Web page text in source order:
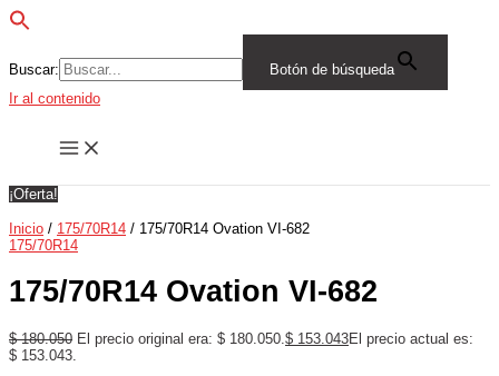
Buscar:
Botón de búsqueda
Ir al contenido
¡Oferta!
Inicio / 175/70R14 / 175/70R14 Ovation VI-682
175/70R14
175/70R14 Ovation VI-682
$180.050 El precio original era: $ 180.050. $ 153.043El precio actual es:
$ 153.043.